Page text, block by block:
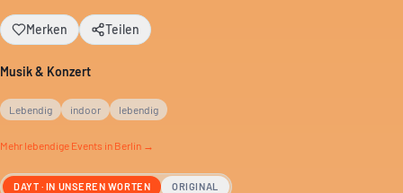
Merken Teilen
Musik & Konzert
Lebendig indoor lebendig
Mehr lebendige Events in Berlin →
DAYT · IN UNSEREN WORTEN ORIGINAL